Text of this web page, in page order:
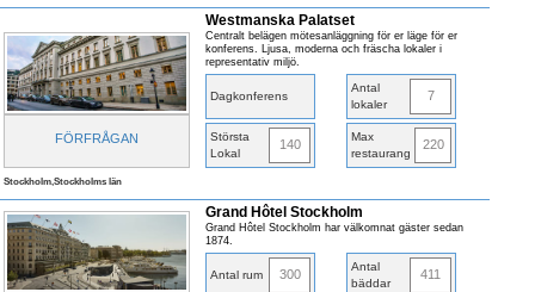
FÖRFRÅGAN
Westmanska Palatset
Centralt belägen mötesanläggning för er läge för er
konferens. Ljusa, moderna och fräscha lokaler i
representativ miljö.
Dagkonferens
Antal
lokaler
7
Största
Lokal
140
Max
restaurang
220
Stockholm,Stockholms län
Grand Hôtel Stockholm
Grand Hôtel Stockholm har välkomnat gäster sedan
1874.
Antal rum 300
Antal
bäddar
411